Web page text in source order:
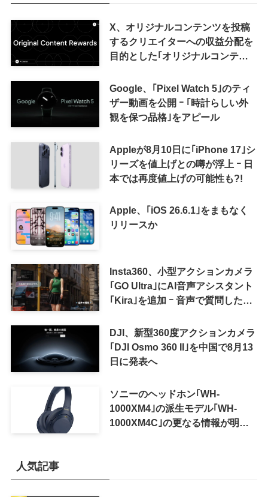
X、オリジナルコンテンツを投稿
するクリエイターへの収益分配を
目的とした｢オリジナルコンテン
来の｢収益分配｣は廃止
Google、｢Pixel Watch 5｣のティ
ザー動画を公開 ｰ ｢時計らしい外
観を保つ品格｣をアピール
Appleが8月10日に｢iPhone 17｣シ
リーズを値上げとの噂が浮上 ｰ 日
本では再度値上げの可能性も?!
Apple、｢iOS 26.6.1｣をまもなく
リリースか
Insta360、小型アクションカメラ
｢GO Ultra｣にAI音声アシスタント
｢Kira｣を追加 ｰ 音声で質問した
可能に
DJI、新型360度アクションカメラ
｢DJI Osmo 360 II｣を中国で8月13
日に発表へ
ソニーのヘッドホン｢WH-
1000XM4｣の派生モデル｢WH-
1000XM4C｣の更なる情報が明ら
人気記事